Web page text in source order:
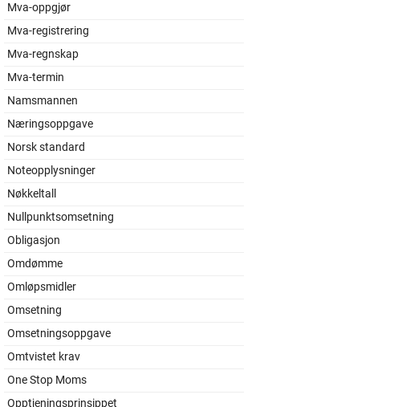
Mva-oppgjør
Mva-registrering
Mva-regnskap
Mva-termin
Namsmannen
Næringsoppgave
Norsk standard
Noteopplysninger
Nøkkeltall
Nullpunktsomsetning
Obligasjon
Omdømme
Omløpsmidler
Omsetning
Omsetningsoppgave
Omtvistet krav
One Stop Moms
Opptjeningsprinsippet